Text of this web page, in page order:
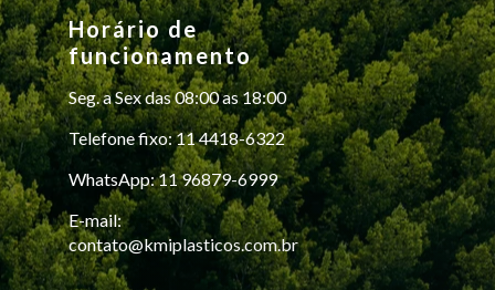
Horário de
funcionamento
Seg. a Sex das 08:00 as 18:00
Telefone fixo: 11 4418-6322
WhatsApp: 11 96879-6999
E-mail:
contato@kmiplasticos.com.br